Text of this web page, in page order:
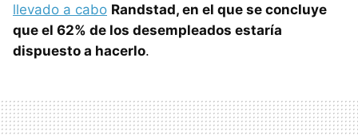
llevado a cabo Randstad, en el que se concluye
que el 62% de los desempleados estaría
dispuesto a hacerlo.